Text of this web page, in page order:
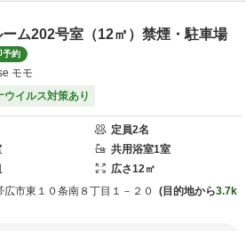
ム202号室（12㎡）禁煙・駐車場
予約
モモ
ウイルス対策あり
定員2名
共用浴室1室
広さ12㎡
広市東１０条南８丁目１－２０ 目的地から3.7k